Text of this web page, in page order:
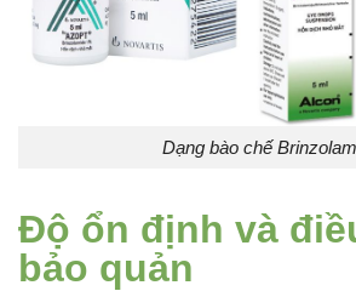
Dạng bào chế
Độ ổn định và
bảo quản